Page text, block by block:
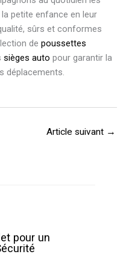
petite enfance en leur
sûrs et conformes
de poussettes
sièges auto pour garantir la
déplacements.
Article suivant →
pour un